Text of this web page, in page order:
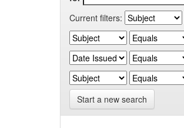
Current filters:
Start a new search